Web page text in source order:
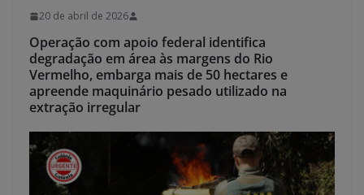
20 de abril de 2026
Operação com apoio federal identifica
degradação em área às margens do Rio
Vermelho, embarga mais de 50 hectares e
apreende maquinário pesado utilizado na
extração irregular